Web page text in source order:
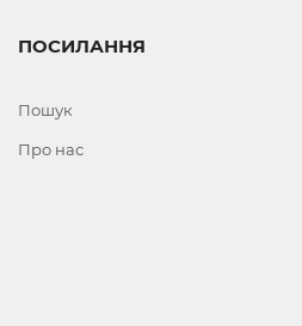
ПОСИЛАННЯ
Пошук
Про нас